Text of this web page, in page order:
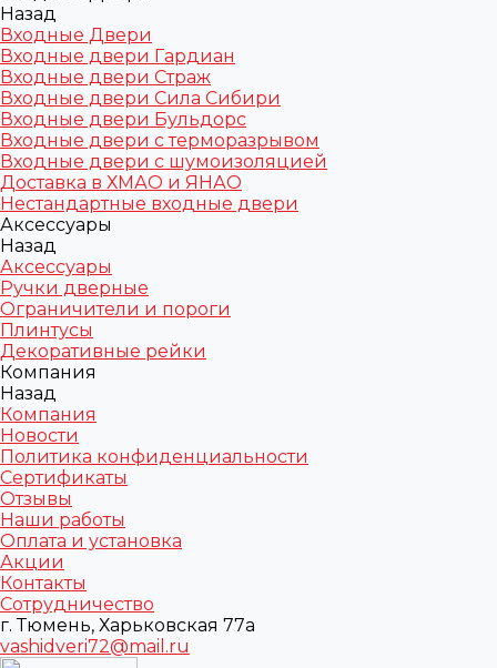
Назад
Входные Двери
Входные двери Гардиан
Входные двери Страж
Входные двери Сила Сибири
Входные двери Бульдорс
Входные двери с терморазрывом
Входные двери с шумоизоляцией
Доставка в ХМАО и ЯНАО
Нестандартные входные двери
Аксессуары
Назад
Аксессуары
Ручки дверные
Ограничители и пороги
Плинтусы
Декоративные рейки
Компания
Назад
Компания
Новости
Политика конфиденциальности
Сертификаты
Отзывы
Наши работы
Оплата и установка
Акции
Контакты
Сотрудничество
г. Тюмень, Харьковская 77а
vashidveri72@mail.ru